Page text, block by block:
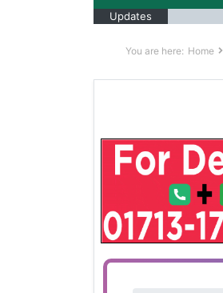
Updates
You are here: Home